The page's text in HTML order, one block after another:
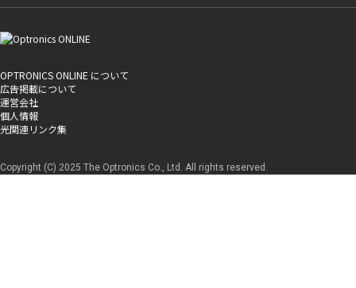
OPTRONICS ONLINE について
広告掲載について
運営会社
個人情報
光関連リンク集
Copyright (C) 2025 The Optronics Co., Ltd. All rights reserved.